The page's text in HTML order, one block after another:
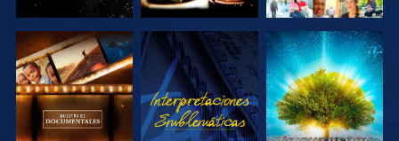
EXPLORA LAS
SERIES
VE
EXPLORA LAS
SERIES